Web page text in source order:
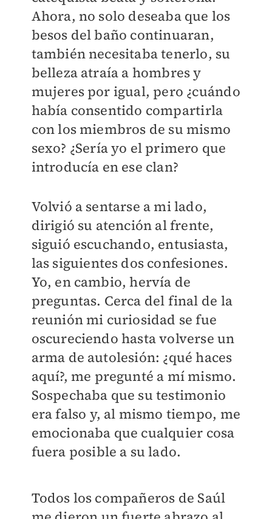
Ahora, no solo deseaba que los
besos del baño continuaran,
también necesitaba tenerlo, su
belleza atraía a hombres y
mujeres por igual, pero ¿cuándo
había consentido compartirla
con los miembros de su mismo
sexo? ¿Sería yo el primero que
introducía en ese clan?
Volvió a sentarse a mi lado,
dirigió su atención al frente,
siguió escuchando, entusiasta,
las siguientes dos confesiones.
Yo, en cambio, hervía de
preguntas. Cerca del final de la
reunión mi curiosidad se fue
oscureciendo hasta volverse un
arma de autolesión: ¿qué haces
aquí?, me pregunté a mí mismo.
Sospechaba que su testimonio
era falso y, al mismo tiempo, me
emocionaba que cualquier cosa
fuera posible a su lado.
Todos los compañeros de Saúl